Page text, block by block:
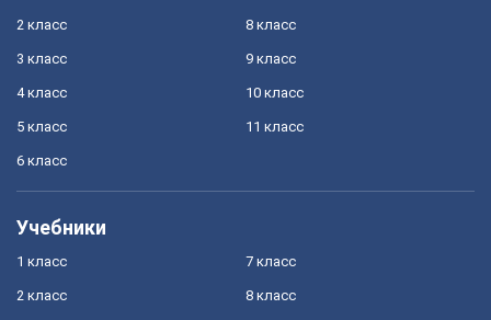
2 класс
3 класс
4 класс
5 класс
6 класс
8 класс
9 класс
10 класс
11 класс
Учебники
1 класс
2 класс
7 класс
8 класс